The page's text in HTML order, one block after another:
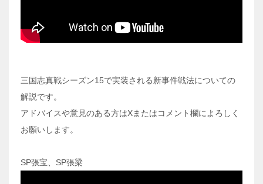
三国志真戦シーズン15で実装される新事件戦法についての
解説です。
アドバイスや意見のある方はXまたはコメント欄によろしく
お願いします。
SP張宝、SP張梁